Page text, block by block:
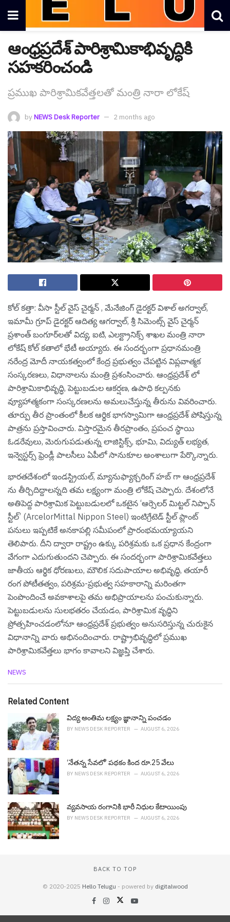
ఆంధ్రప్రదేశ్ పారిశ్రామికాభివృద్ధికి
సహకరించండి
ప్రముఖ పారిశ్రామికవేత్తలతో మంత్రి నారా లోకేష్
by NEWS Desk Reporter 2 months ago
కోల్ కత్తా: వీసా స్టీల్ వైస్ చైర్మన్ , మేనేజింగ్ డైరక్టర్ విశాల్ అగర్వాల్,
ఇమామీ గ్రూప్ డైరక్టర్ ఆదిత్య ఆగర్వాల్, శ్రీ సిమెంట్స్ వైస్ చైర్మన్
ప్రశాంత్ బంగూర్‌లతో విద్య, ఐటి, ఎలక్ట్రానిక్స్ శాఖల మంత్రి నారా
లోకేష్ కోల్ కతాలో భేటీ అయ్యారు. ఈ సందర్భంగా ప్రధానమంత్రి
నరేంద్ర మోదీ నాయకత్వంలో కేంద్ర ప్రభుత్వం చేపట్టిన విప్లవాత్మక
సంస్కరణలు, విధానాలను మంత్రి ప్రశంసించారు. ఆంధ్రప్రదేశ్ లో
పారిశ్రామికాభివృద్ధి, పెట్టుబడుల ఆకర్షణ, ఉపాధి కల్పనకు
వ్యూహాత్మకంగా సంస్కరణలను అమలుచేస్తున్న తీరును వివరించారు.
తూర్పు తీర ప్రాంతంలో కీలక ఆర్థిక భాగస్వామిగా ఆంధ్రప్రదేశ్ పోషిస్తున్న
పాత్రను ప్రస్తావించారు. విస్తారమైన తీరప్రాంతం, ప్రపంచ స్థాయి
ఓడరేవులు, మెరుగుపడుతున్న లాజిస్టిక్స్, భూమి, విద్యుత్ లభ్యత,
ఇన్వెస్టర్స్ ఫ్రెండ్లీ పాలసీలు ఏపీలో సానుకూల అంశాలుగా పేర్కొన్నారు.
భారతదేశంలో ఇండస్ట్రియల్, మ్యానుఫ్యాక్చరింగ్ హబ్ గా ఆంధ్రప్రదేశ్
ను తీర్చిదిద్దాలన్నది తమ లక్ష్యంగా మంత్రి లోకేష్ చెప్పారు. దేశంలోనే
అతిపెద్ద పారిశ్రామిక పెట్టుబడులలో ఒకటైన ‘ఆర్సెలర్ మిట్టల్ నిప్పాన్
స్టీల్’ (ArcelorMittal Nippon Steel) ఇంటిగ్రేటెడ్ స్టీల్ ప్లాంట్
పనులు ఇప్పటికే అనకాపల్లి సమీపంలో ప్రారంభమయ్యాయని
తెలిపారు. దీని ద్వారా రాష్ట్రం ఉక్కు పరిశ్రమకు ఒక ప్రధాన కేంద్రంగా
వేగంగా ఎదుగుతుందని చెప్పారు. ఈ సందర్భంగా పారిశ్రామికవేత్తలు
జాతీయ ఆర్థిక ధోరణులు, మౌలిక సదుపాయాల అభివృద్ధి, తయారీ
రంగ పోటీతత్వం, పరిశ్రమ-ప్రభుత్వ సహకారాన్ని మరింతగా
పెంపొందించే అవకాశాలపై తమ అభిప్రాయాలను పంచుకున్నారు.
పెట్టుబడులను సులభతరం చేయడం, పారిశ్రామిక వృద్ధిని
ప్రోత్సహించడంలోనూ ఆంధ్రప్రదేశ్ ప్రభుత్వం అనుసరిస్తున్న చురుకైన
విధానాన్ని వారు అభినందించారు. రాష్ట్రాభివృద్ధిలో ప్రముఖ
పారిశ్రామికవేత్తలు భాగం కావాలని విజ్ఞప్తి చేశారు.
C
e
r
i
e
:
NEWS
Related Content
విద్య అంతిమ లక్ష్యం జ్ఞానాన్ని పంచడం
BY NEWS DESK REPORTER AUGUST 6, 2026
‘నేతన్న సేవలో’ పథకం కింద రూ.25 వేలు
BY NEWS DESK REPORTER AUGUST 6, 2026
వ్య‌వ‌సాయ రంగానికి భారీ నిధుల కేటాయింపు
BY NEWS DESK REPORTER AUGUST 6, 2026
BACK TO TOP
© 2020-2025 Hello Telugu - powered by digitalwood